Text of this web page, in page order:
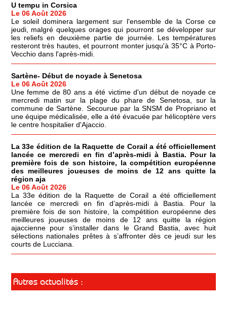
U tempu in Corsica
Le 06 Août 2026
Le soleil dominera largement sur l'ensemble de la Corse ce
jeudi, malgré quelques orages qui pourront se développer sur
les reliefs en deuxième partie de journée. Les températures
resteront très hautes, et pourront monter jusqu'à 35°C à Porto-
Vecchio dans l'après-midi.
Sartène- Début de noyade à Senetosa
Le 06 Août 2026
Une femme de 80 ans a été victime d'un début de noyade ce
mercredi matin sur la plage du phare de Senetosa, sur la
commune de Sartène. Secourue par la SNSM de Propriano et
une équipe médicalisée, elle a été évacuée par hélicoptère vers
le centre hospitalier d'Ajaccio.
La 33e édition de la Raquette de Corail a été officiellement
lancée ce mercredi en fin d’après-midi à Bastia. Pour la
première fois de son histoire, la compétition européenne
des meilleures joueuses de moins de 12 ans quitte la
région aja
Le 06 Août 2026
La 33e édition de la Raquette de Corail a été officiellement
lancée ce mercredi en fin d’après-midi à Bastia. Pour la
première fois de son histoire, la compétition européenne des
meilleures joueuses de moins de 12 ans quitte la région
ajaccienne pour s’installer dans le Grand Bastia, avec huit
sélections nationales prêtes à s’affronter dès ce jeudi sur les
courts de Lucciana.
Autres actualités :